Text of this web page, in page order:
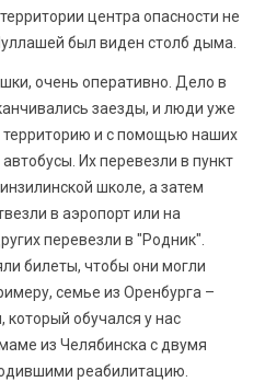
центра опасности не
был виден столб дыма.
очень оперативно. Дело в
заезды, и люди уже
и с помощью наших
Их перевезли в пункт
школе, а затем
в аэропорт или на
перевезли в "Родник".
билеты, чтобы они могли
семье из Оренбурга –
обучался у нас
из Челябинска с двумя
реабилитацию.